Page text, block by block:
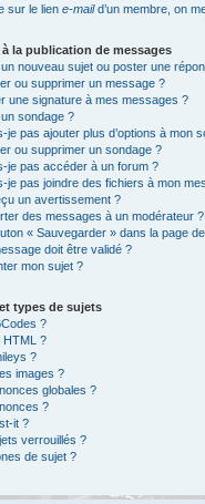
sur le lien e-maild’un membre, on
la publication de messages
nouveau sujet ou poster une
ou supprimer un message ?
une signature à mes messages ?
sondage ?
je pas ajouter plus d’options à mon
ou supprimer un sondage ?
je pas accéder à un forum ?
je pas joindre des fichiers à mon
un avertissement ?
des messages à un modérateur ?
« Sauvegarder » dans la page
doit être validé ?
mon sujet ?
types de sujets
?
HTML ?
?
images ?
globales ?
?
it ?
verrouillés ?
de sujet ?